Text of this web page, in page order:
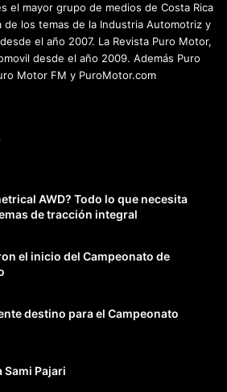
el mayor grupo de medios de Costa Rica
de los temas de la Industria Automotriz y
el año 2007. La Revista Puro Motor,
desde el año 2009. Además Puro
Motor FM y PuroMotor.com
AWD? Todo lo que necesita
de tracción integral
el inicio del Campeonato de
destino para el Campeonato
Sami Pajari